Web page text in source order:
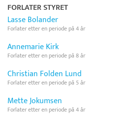
FORLATER STYRET
Lasse Bolander
Forlater etter en periode på 4 år
Annemarie Kirk
Forlater etter en periode på 8 år
Christian Folden Lund
Forlater etter en periode på 5 år
Mette Jokumsen
Forlater etter en periode på 4 år